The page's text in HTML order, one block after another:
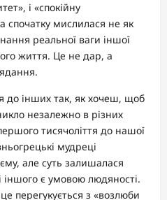
і «спокійну
спочатку мислилася не як
реальної ваги іншої
життя. Це не дар, а
до інших так, як хочеш, щоб
незалежно в різних
тисячоліття до нашої
мудреці
але суть залишалася
іншого є умовою людяності.
перегукується з «возлюби